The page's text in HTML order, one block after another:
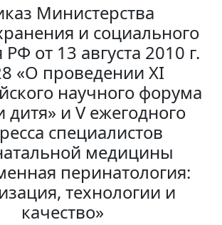
Министерства
и социального
от 13 августа 2010 г.
«О проведении XI
научного форума
дитя» и V ежегодного
специалистов
медицины
перинатология:
технологии и
качество»